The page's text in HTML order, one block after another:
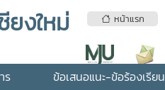
หน้าแรก
งใหม่
ร ข้อเสนอแนะ-ข้อร้องเรียน